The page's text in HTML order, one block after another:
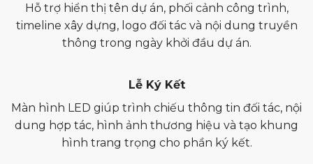
Hỗ trợ hiển thị tên dự án, phối cảnh công trình,
timeline xây dựng, logo đối tác và nội dung truyền
thông trong ngày khởi đầu dự án.
Lễ Ký Kết
Màn hình LED giúp trình chiếu thông tin đối tác, nội
dung hợp tác, hình ảnh thương hiệu và tạo khung
hình trang trọng cho phần ký kết.